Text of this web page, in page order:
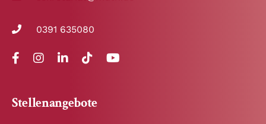
0391 635080
Stellenangebote